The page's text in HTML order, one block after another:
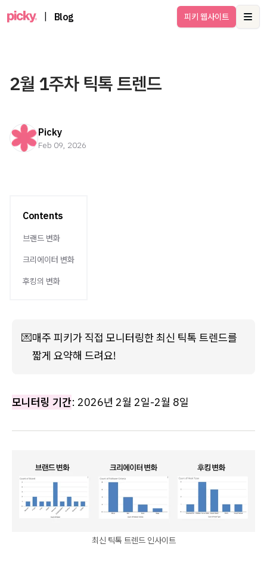
Blog 피키 웹사이트
Picky
Feb 09, 2026
Contents
브랜드 변화
크리에이터 변화
후킹의 변화
💌매주 피키가 직접 모니터링한 최신 틱톡 트렌드를
짧게 요약해 드려요!
모니터링 기간: 2026년 2월 2일-2월 8일
최신 틱톡 트렌드 인사이트